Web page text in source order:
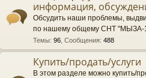
и
информация,
Обсудить наши проблемы,
по нашему общему СНТ "МЫЗА-
Темы: 96 Сообщения: 488
Купить/продать/услуги
В этом разделе можно купить/